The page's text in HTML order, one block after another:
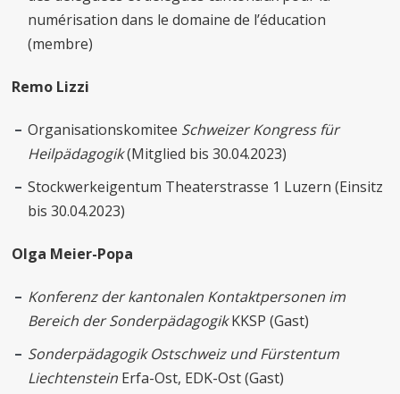
numérisation dans le domaine de l’éducation
(membre)
Remo Lizzi
Organisationskomitee Schweizer Kongress für
Heilpädagogik(Mitglied bis 30.04.2023)
Stockwerkeigentum Theaterstrasse 1 Luzern (Einsitz
bis 30.04.2023)
Olga Meier-Popa
Konferenz der kantonalen Kontaktpersonen im
Bereich der SonderpädagogikKKSP (Gast)
Sonderpädagogik Ostschweiz und Fürstentum
Liechtenstein Erfa-Ost, EDK-Ost (Gast)